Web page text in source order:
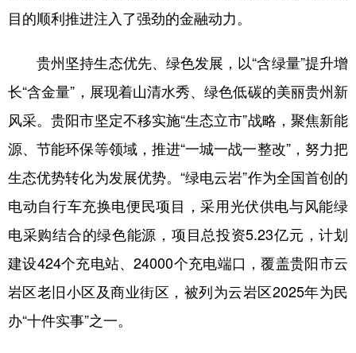
北京 天津 河北 山西
辽宁 吉林 上海 江苏
浙江 安徽 福建 江西
山东 河南 湖北 湖南
广东 广西 海南 重庆
陕西 甘肃 青海 宁夏
新疆
目的顺利推进注入了强劲的金融动力。
贵州坚持生态优先、绿色发展，以“含绿量”提升增
长“含金量”，展现着山清水秀、绿色低碳的美丽贵州新
风采。贵阳市坚定不移实施“生态立市”战略，聚焦新能
源、节能环保等领域，推进“一城一战一整改”，努力把
生态优势转化为发展优势。“绿电云岩”作为全国首创的
电动自行车充换电便民项目，采用光伏供电与风能绿
电采购结合的绿色能源，项目总投资5.23亿元，计划
建设424个充电站、24000个充电端口，覆盖贵阳市云
岩区老旧小区及商业街区，被列为云岩区2025年为民
办“十件实事”之一。